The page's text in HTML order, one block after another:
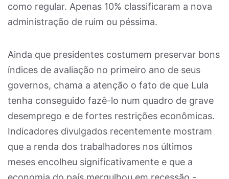
como regular. Apenas 10% classificaram a nova
administração de ruim ou péssima.
Ainda que presidentes costumem preservar bons
índices de avaliação no primeiro ano de seus
governos, chama a atenção o fato de que Lula
tenha conseguido fazê-lo num quadro de grave
desemprego e de fortes restrições econômicas.
Indicadores divulgados recentemente mostram
que a renda dos trabalhadores nos últimos
meses encolheu significativamente e que a